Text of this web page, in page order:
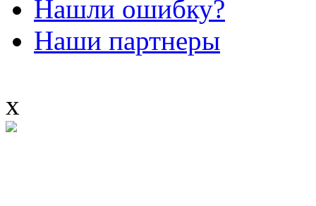
Нашли ошибку?
Наши партнеры
x